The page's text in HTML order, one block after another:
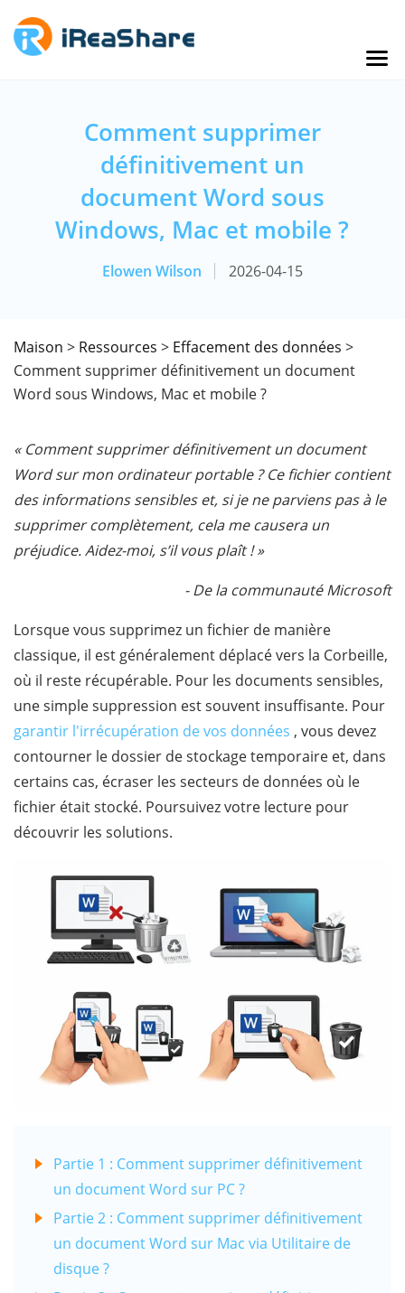
Comment supprimer
définitivement un
document Word sous
Windows, Mac et mobile ?
Elowen Wilson 2026-04-15
Maison > Ressources > Effacement des données >
Comment supprimer définitivement un document
Word sous Windows, Mac et mobile ?
« Comment supprimer définitivement un document
Word sur mon ordinateur portable ? Ce fichier contient
des informations sensibles et, si je ne parviens pas à le
supprimer complètement, cela me causera un
préjudice. Aidez-moi, s’il vous plaît ! »
- De la communauté Microsoft
Lorsque vous supprimez un fichier de manière
classique, il est généralement déplacé vers la Corbeille,
où il reste récupérable. Pour les documents sensibles,
une simple suppression est souvent insuffisante. Pour
garantir l'irrécupération de vos données , vous devez
contourner le dossier de stockage temporaire et, dans
certains cas, écraser les secteurs de données où le
fichier était stocké. Poursuivez votre lecture pour
découvrir les solutions.
Partie 1 : Comment supprimer définitivement
un document Word sur PC ?
Partie 2 : Comment supprimer définitivement
un document Word sur Mac via Utilitaire de
disque ?